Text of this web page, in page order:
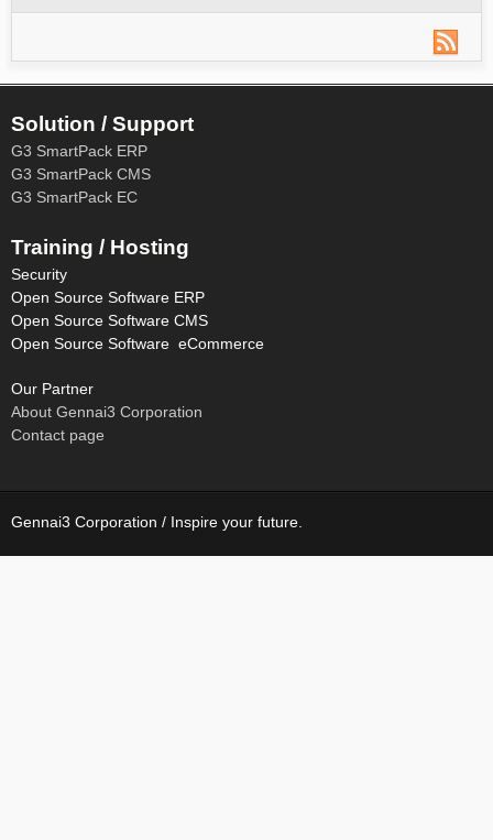
Solution / Support
G3 SmartPack ERP
G3 SmartPack CMS
G3 SmartPack EC
Training / Hosting
Security
Open Source Software ERP
Open Source Software CMS
Open Source Software eCommerce
Our Partner
About Gennai3 Corporation
Contact page
Gennai3 Corporation / Inspire your future.